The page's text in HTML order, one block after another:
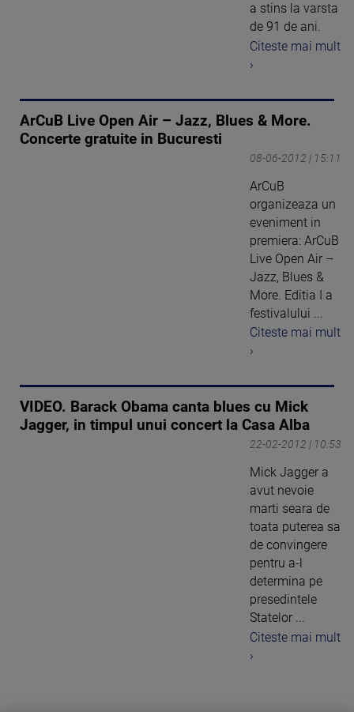
a stins la varsta
de 91 de ani.
Citeste mai mult
›
ArCuB Live Open Air – Jazz, Blues & More.
Concerte gratuite in Bucuresti
08-06-2012 | 15:11
ArCuB
organizeaza un
eveniment in
premiera: ArCuB
Live Open Air –
Jazz, Blues &
More. Editia I a
festivalului ...
Citeste mai mult
›
VIDEO. Barack Obama canta blues cu Mick
Jagger, in timpul unui concert la Casa Alba
22-02-2012 | 10:53
Mick Jagger a
avut nevoie
marti seara de
toata puterea sa
de convingere
pentru a-l
determina pe
presedintele
Statelor ...
Citeste mai mult
›